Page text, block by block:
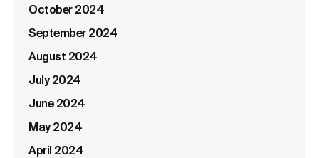
October 2024
September 2024
August 2024
July 2024
June 2024
May 2024
April 2024